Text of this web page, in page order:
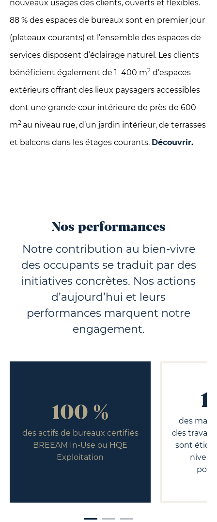
nouveaux usages des clients, ouverts et flexibles.
88 % des espaces de bureaux sont en premier jour
(plateaux courants) et l’ensemble des espaces de
services disposent d’éclairage naturel. Les clients
bénéficient également de 1 400 m2 d’espaces
extérieurs offrant des lieux paysagers accessibles
dont une grande cour intérieure de près de 600
m2 au niveau rue, d’un jardin intérieur, de terrasses
et balcons dans les étages courants. Découvrir.
Nos performances
Notre contribution au bien-vivre
des occupants se traduit par des
initiatives concrètes. Nos actions
d’aujourd’hui et leurs
performances marquent notre
engagement.
100 %
des actifs de bureaux certifiés
BREEAM In-Use ou HQE
Exploitation
des
des
sont